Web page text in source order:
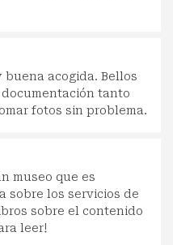
buena acogida. Bellos
tanto
fotos sin problema.
museo que es
sobre los servicios de
sobre el contenido
leer!